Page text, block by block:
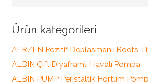
Ürün kategorileri
AERZEN Pozitif Deplasmanlı Roots
ALBIN Çift Diyaframlı Havalı Pompa
ALBIN PUMP Peristaltik Hortum